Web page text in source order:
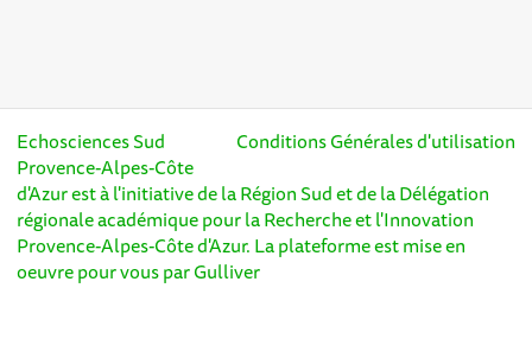
Conditions Générales d'utilisation
Echosciences Sud
Provence-Alpes-Côte
d'Azur est à l'initiative de la Région Sud et de la Délégation
régionale académique pour la Recherche et l'Innovation
Provence-Alpes-Côte d'Azur. La plateforme est mise en
oeuvre pour vous parGulliver